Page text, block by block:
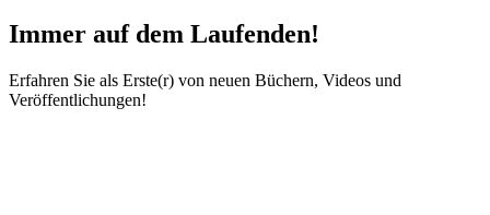
Immer auf dem Laufenden!
Erfahren Sie als Erste(r) von neuen Büchern, Videos und
Veröffentlichungen!